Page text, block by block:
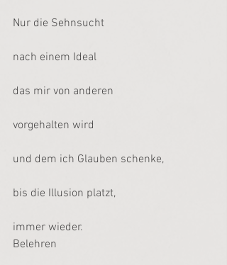
Nur die Sehnsucht
nach einem Ideal
das mir von anderen
vorgehalten wird
und dem ich Glauben schenke,
bis die Illusion platzt,
immer wieder.
Belehren